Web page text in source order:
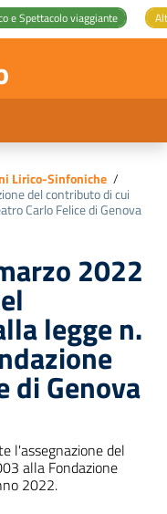
e Spettacolo viaggiante
Lirico-Sinfoniche /
del contributo di cui
Carlo Felice di Genova
2022
legge n.
di Genova
l'assegnazione del
alla Fondazione
2022.